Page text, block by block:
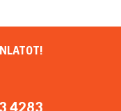
4283